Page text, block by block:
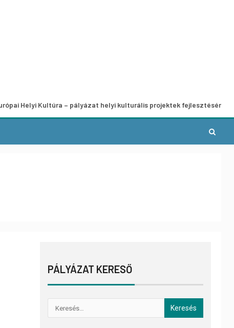
Kultúra – pályázat helyi kulturális projektek fejlesztésére
PÁLYÁZAT KERESŐ